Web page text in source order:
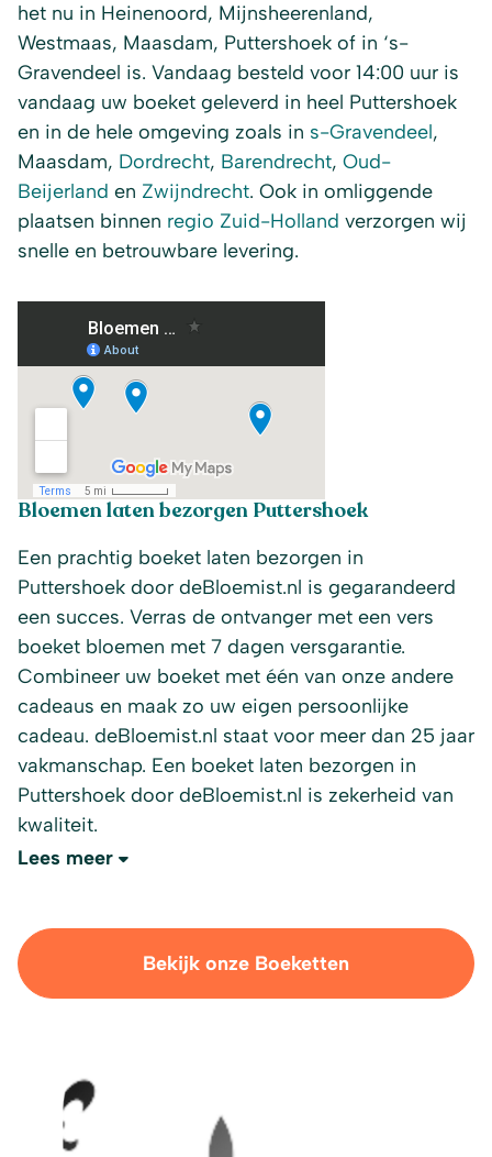
het nu in Heinenoord, Mijnsheerenland,
Westmaas, Maasdam, Puttershoek of in ‘s-
Gravendeel is. Vandaag besteld voor 14:00 uur is
vandaag uw boeket geleverd in heel Puttershoek
en in de hele omgeving zoals in s-Gravendeel,
Maasdam, Dordrecht, Barendrecht, Oud-
Beijerland en Zwijndrecht. Ook in omliggende
plaatsen binnen regio Zuid-Holland verzorgen wij
snelle en betrouwbare levering.
Bloemen laten bezorgen Puttershoek
Een prachtig boeket laten bezorgen in
Puttershoek door deBloemist.nl is gegarandeerd
een succes. Verras de ontvanger met een vers
boeket bloemen met 7 dagen versgarantie.
Combineer uw boeket met één van onze andere
cadeaus en maak zo uw eigen persoonlijke
cadeau. deBloemist.nl staat voor meer dan 25 jaar
vakmanschap. Een boeket laten bezorgen in
Puttershoek door deBloemist.nl is zekerheid van
kwaliteit.
Lees meer
Bekijk onze Boeketten